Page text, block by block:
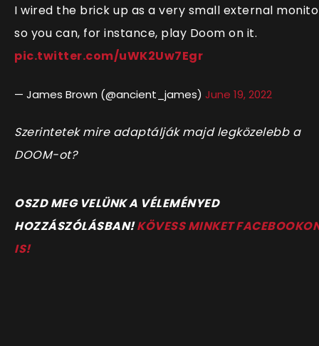
I wired the brick up as a very small external
so you can, for instance, play Doom on it.
pic.twitter.com/uWK2Uw7Egr
— James Brown (@ancient_james) June 19, 2022
Szerintetek mire adaptálják majd legközelebb a
DOOM-ot?
OSZD MEG VELÜNK A VÉLEMÉNYED
HOZZÁSZÓLÁSBAN!KÖVESS MINKET
IS!